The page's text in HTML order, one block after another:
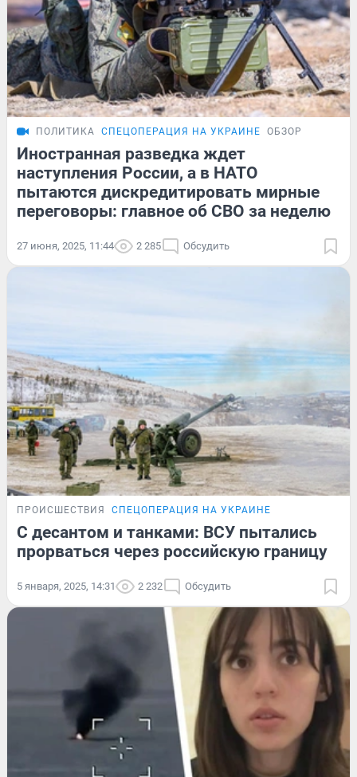
ПОЛИТИКА СПЕЦОПЕРАЦИЯ НА УКРАИНЕ ОБЗОР
Иностранная разведка ждет
наступления России, а в НАТО
пытаются дискредитировать мирные
переговоры: главное об СВО за неделю
27 июня, 2025, 11:44 2 285 Обсудить
ПРОИСШЕСТВИЯ СПЕЦОПЕРАЦИЯ НА УКРАИНЕ
С десантом и танками: ВСУ пытались
прорваться через российскую границу
5 января, 2025, 14:31 2 232 Обсудить